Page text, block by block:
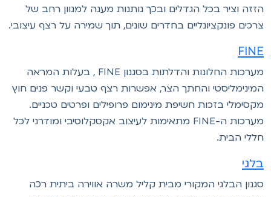
וציר בכל הגדלים ובכך נותנות מענה למגוון רחב של
פונקציונליים בחדרים שונים, תוך שמירה על רצף עיצובי.
מערכות החלונות והדלתות בסגנון FINE , בעלות המראה
והחתך הצר, אפשרות רצף טבעי וקשר פנים חוץ
בזכות חשיפת מינימום פרופילים ופרטים טכניים.
מערכות ה-FINE מתאימות לעיצוב אקסקלוסיבי ומודרני לכל
הבית.
הבלגי המקורי מבית קליל משרה אווירה ביתית רכה